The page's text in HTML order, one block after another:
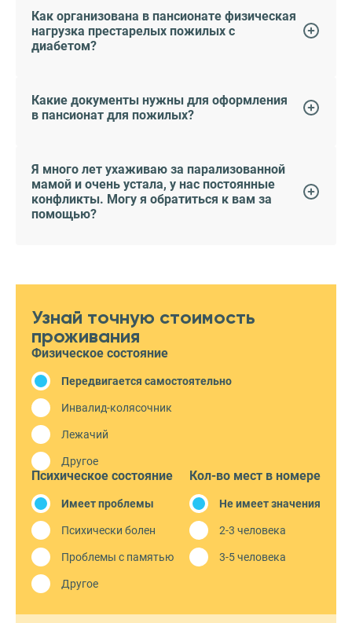
Как организована в пансионате физическая
нагрузка престарелых пожилых с
диабетом?
Какие документы нужны для оформления
в пансионат для пожилых?
Я много лет ухаживаю за парализованной
мамой и очень устала, у нас постоянные
конфликты. Могу я обратиться к вам за
помощью?
Узнай точную стоимость
проживания
Физическое состояние
Передвигается самостоятельно
Инвалид-колясочник
Лежачий
Другое
Психическое состояние
Имеет проблемы
Психически болен
Проблемы с памятью
Другое
Кол-во мест в номере
Не имеет значения
2-3 человека
3-5 человека